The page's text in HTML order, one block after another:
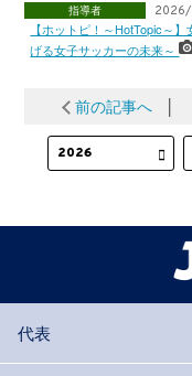
指導者
【ホットピ！～HotTopic～
げる女子サッカーの未来～
前の記事へ
代表